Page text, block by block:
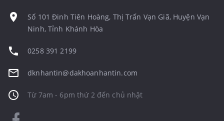
Số 101 Đinh Tiên Hoàng, Thị Trấn Vạn Giã, Huyện Vạn
Ninh, Tỉnh Khánh Hòa
0258 391 2199
dknhantin@dakhoanhantin.com
Từ 7am - 6pm thứ 2 đến chủ nhật